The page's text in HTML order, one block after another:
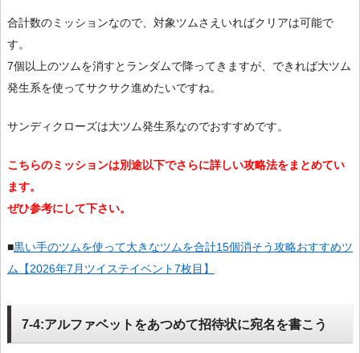
合計数のミッションなので、対象ツムさえいればクリアは可能で
す。
7個以上のツムを消すとランダムで降ってきますが、できれば大ツム
発生系を使ってサクサク進めたいですね。
サンディクローズは大ツム発生系なのでおすすめです。
こちらのミッションは別途以下でさらに詳しい攻略法をまとめてい
ます。
ぜひ参考にして下さい。
■黒い手のツムを使って大きなツムを合計15個消そう攻略おすすめツ
ム【2026年7月ツイステイベント7枚目】
7-4:アルファベットをあつめて招待状に宛名を書こう